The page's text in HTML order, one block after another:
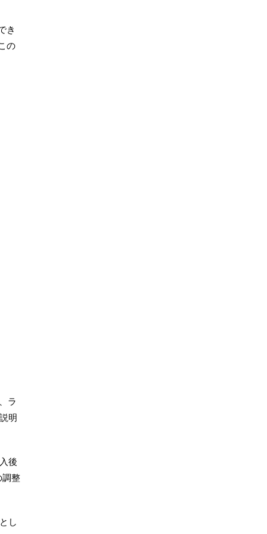
き
の
ラ
明
後
調整
し